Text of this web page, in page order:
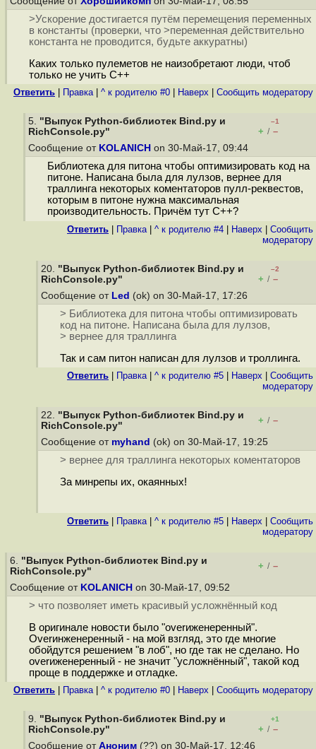
>Ускорение достигается путём перемещения переменных
в константы (проверки, что >переменная действительно
константа не проводится, будьте аккуратны)
Каких только пулеметов не наизобретают люди, чтоб
только не учить C++
Ответить Правка| ^ к родителю #0 Наверх Cообщить модератору
5. "Выпуск Python-библиотек Bind.py и
RichConsole.py"
–1
+ / –
Сообщение от KOLANICH on 30-Май-17, 09:44
Библиотека для питона чтобы оптимизировать код на
питоне. Написана была для лулзов, вернее для
траллинга некоторых коментаторов пулл-реквестов,
которым в питоне нужна максимальная
производительность. Причём тут C++?
Ответить Правка| ^ к родителю #4 Наверх
Cообщить
модератору
20. "Выпуск Python-библиотек Bind.py и
RichConsole.py"
–2
+ / –
Сообщение от Led (ok) on 30-Май-17, 17:26
> Библиотека для питона чтобы оптимизировать
код на питоне. Написана была для лулзов,
> вернее для траллинга
Так и сам питон написан для лулзов и троллинга.
Ответить Правка| ^ к родителю #5 Наверх
Cообщить
модератору
22. "Выпуск Python-библиотек Bind.py и
RichConsole.py"
+ / –
Сообщение от myhand (ok) on 30-Май-17, 19:25
> вернее для траллинга некоторых коментаторов
За минрепы их, окаянных!
Ответить Правка| ^ к родителю #5 Наверх
Cообщить
модератору
6. "Выпуск Python-библиотек Bind.py и
RichConsole.py"
+ / –
Сообщение от KOLANICH on 30-Май-17, 09:52
> что позволяет иметь красивый усложнённый код
В оригинале новости было "overиженеренный".
Overинженеренный - на мой взгляд, это где многие
обойдутся решением "в лоб", но где так не сделано. Но
overиженеренный - не значит "усложнённый", такой код
проще в поддержке и отладке.
Ответить Правка| ^ к родителю #0 Наверх Cообщить модератору
9. "Выпуск Python-библиотек Bind.py и
RichConsole.py"
+1
+ / –
Сообщение от Аноним (??) on 30-Май-17, 12:46